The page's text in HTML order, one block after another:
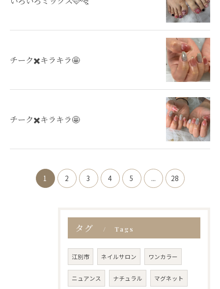
チーク✖️キラキラ🤩
チーク✖️キラキラ🤩
1 2 3 4 5 ... 28
タグ Tags
江別市 ネイルサロン ワンカラー
ニュアンス ナチュラル マグネット